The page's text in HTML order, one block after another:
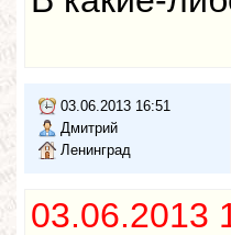
03.06.2013 16:51
Дмитрий
Ленинград
03.06.2013